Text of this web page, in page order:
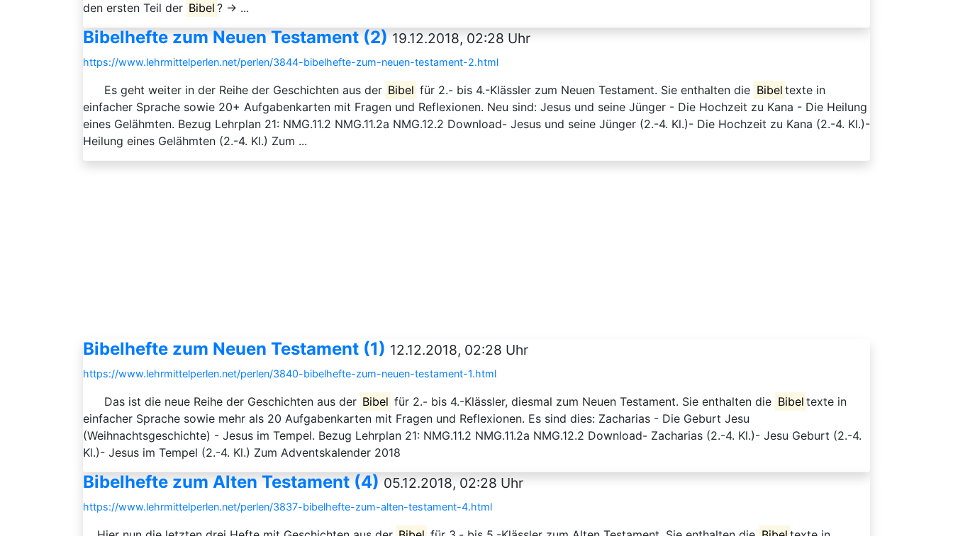
den ersten Teil der Bibel ? → ...
Bibelhefte zum Neuen Testament (2) 19.12.2018, 02:28 Uhr
https://www.lehrmittelperlen.net/perlen/3844-bibelhefte-zum-neuen-testament-2.html
Es geht weiter in der Reihe der Geschichten aus der Bibel für 2.- bis 4.-Klässler zum Neuen Testament. Sie enthalten die Bibel texte in
einfacher Sprache sowie 20+ Aufgabenkarten mit Fragen und Reflexionen. Neu sind: Jesus und seine Jünger - Die Hochzeit zu Kana - Die Heilung
eines Gelähmten. Bezug Lehrplan 21: NMG.11.2 NMG.11.2a NMG.12.2 Download- Jesus und seine Jünger (2.-4. Kl.)- Die Hochzeit zu Kana (2.-4. Kl.)-
Heilung eines Gelähmten (2.-4. Kl.) Zum ...
Bibelhefte zum Neuen Testament (1) 12.12.2018, 02:28 Uhr
https://www.lehrmittelperlen.net/perlen/3840-bibelhefte-zum-neuen-testament-1.html
Das ist die neue Reihe der Geschichten aus der Bibel für 2.- bis 4.-Klässler, diesmal zum Neuen Testament. Sie enthalten die Bibel texte in
einfacher Sprache sowie mehr als 20 Aufgabenkarten mit Fragen und Reflexionen. Es sind dies: Zacharias - Die Geburt Jesu
(Weihnachtsgeschichte) - Jesus im Tempel. Bezug Lehrplan 21: NMG.11.2 NMG.11.2a NMG.12.2 Download- Zacharias (2.-4. Kl.)- Jesu Geburt (2.-4.
Kl.)- Jesus im Tempel (2.-4. Kl.) Zum Adventskalender 2018
Bibelhefte zum Alten Testament (4) 05.12.2018, 02:28 Uhr
https://www.lehrmittelperlen.net/perlen/3837-bibelhefte-zum-alten-testament-4.html